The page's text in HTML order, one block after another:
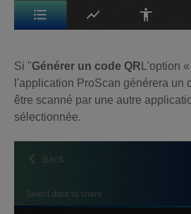
Si "Générer un code QR L'option
l'application ProScan générera un
être scanné par une autre
sélectionnée.